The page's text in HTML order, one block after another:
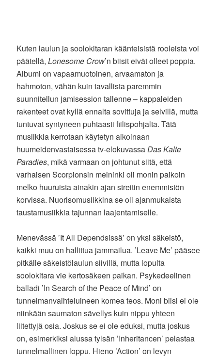
Kuten laulun ja soolokitaran käänteisistä rooleista voi
päätellä,Lonesome Crow’n biisit eivät olleet poppia.
Albumi on vapaamuotoinen, arvaamaton ja
hahmoton, vähän kuin tavallista paremmin
suunnitellun jamisession tallenne – kappaleiden
rakenteet ovat kyllä ennalta sovittuja ja selvillä, mutta
tuntuvat syntyneen puhtaasti fiilispohjalta. Tätä
musiikkia kerrotaan käytetyn aikoinaan
huumeidenvastaisessa tv-elokuvassaDas Kalte
Paradies, mikä varmaan on johtunut siitä, että
varhaisen Scorpionsin meininki oli monin paikoin
melko huuruista ainakin ajan streitin enemmistön
korvissa. Nuorisomusiikkina se oli ajanmukaista
taustamusiikkia tajunnan laajentamiselle.
Menevässä ’It All Dependsissä’ on yksi säkeistö,
kaikki muu on hallittua jammailua. ’Leave Me’ pääsee
pitkälle säkeistölaulun siivillä, mutta lopulta
soolokitara vie kertosäkeen paikan. Psykedeelinen
balladi ’In Search of the Peace of Mind’ on
tunnelmanvaihteluineen komea teos. Moni biisi ei ole
niinkään saumaton sävellys kuin nippu yhteen
liitettyjä osia. Joskus se ei ole eduksi, mutta joskus
on, esimerkiksi alussa tylsän ’Inheritancen’ pelastaa
tunnelmallinen loppu. Hieno ’Action’ on levyn